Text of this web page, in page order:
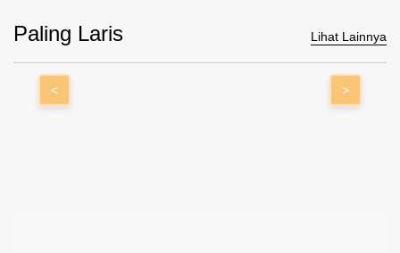
Paling Laris Lihat Lainnya
< >